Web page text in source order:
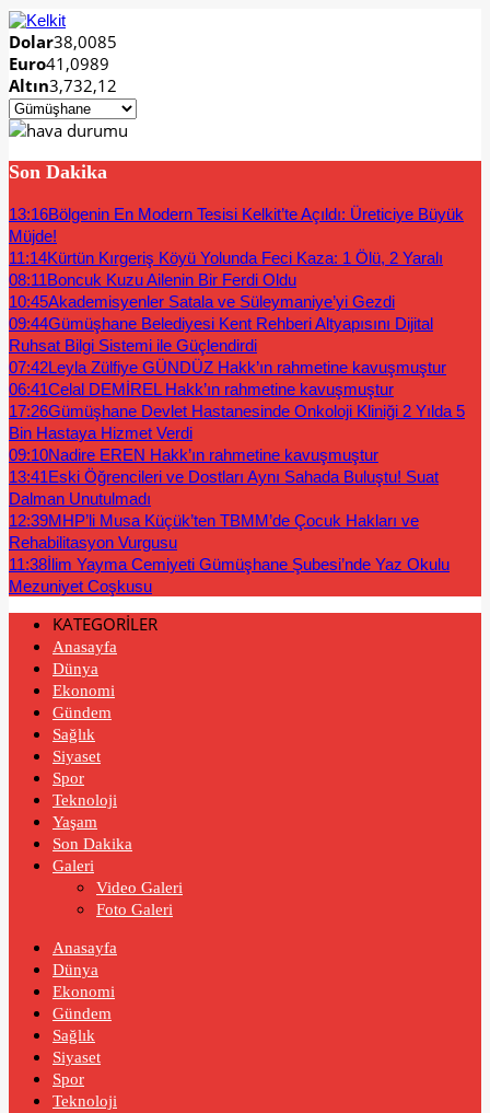
Dolar38,0085
Euro41,0989
Altın3,732,12
Son Dakika
13:16Bölgenin En Modern Tesisi Kelkit’te Açıldı: Üreticiye Büyük
Müjde!
11:14Kürtün Kırgeriş Köyü Yolunda Feci Kaza: 1 Ölü, 2 Yaralı
08:11Boncuk Kuzu Ailenin Bir Ferdi Oldu
10:45Akademisyenler Satala ve Süleymaniye’yi Gezdi
09:44Gümüşhane Belediyesi Kent Rehberi Altyapısını Dijital
Ruhsat Bilgi Sistemi ile Güçlendirdi
07:42Leyla Zülfiye GÜNDÜZ Hakk’ın rahmetine kavuşmuştur
06:41Celal DEMİREL Hakk’ın rahmetine kavuşmuştur
17:26Gümüşhane Devlet Hastanesinde Onkoloji Kliniği 2 Yılda 5
Bin Hastaya Hizmet Verdi
09:10Nadire EREN Hakk’ın rahmetine kavuşmuştur
13:41Eski Öğrencileri ve Dostları Aynı Sahada Buluştu! Suat
Dalman Unutulmadı
12:39MHP’li Musa Küçük’ten TBMM’de Çocuk Hakları ve
Rehabilitasyon Vurgusu
11:38İlim Yayma Cemiyeti Gümüşhane Şubesi’nde Yaz Okulu
Mezuniyet Coşkusu
KATEGORİLER
Anasayfa
Dünya
Ekonomi
Gündem
Sağlık
Siyaset
Spor
Teknoloji
Yaşam
Son Dakika
Galeri
Video Galeri
Foto Galeri
Anasayfa
Dünya
Ekonomi
Gündem
Sağlık
Siyaset
Spor
Teknoloji